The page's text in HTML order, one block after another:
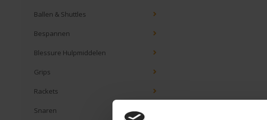
Ballen & Shuttles
Bespannen
Blessure Hulpmiddelen
Grips
Rackets
Snaren